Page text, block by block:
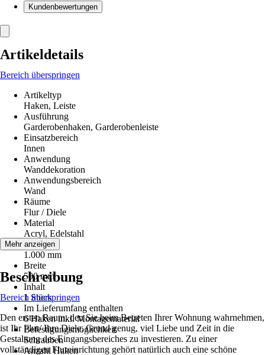
Kundenbewertungen
Artikeldetails
Bereich überspringen
Artikeltyp
Haken, Leiste
Ausführung
Garderobenhaken, Garderobenleiste
Einsatzbereich
Innen
Anwendung
Wanddekoration
Anwendungsbereich
Wand
Räume
Flur / Diele
Material
Acryl, Edelstahl
Höhe
1.000 mm
Breite
500 mm
Inhalt
1 Stück
Im Lieferumfang enthalten
6 Haken inkl. Montagematerial
Befestigungsmöglichkeit
Schrauben
Anzahl Haken
Mehr anzeigen
Beschreibung
Bereich überspringen
Den ersten Raum, den Sie beim Betreten Ihrer Wohnung wahrnehmen,
ist Ihr Flur/ Ihre Diele. Grund genug, viel Liebe und Zeit in die
Gestaltung des Eingangsbereiches zu investieren. Zu einer
vollständigen Flureinrichtung gehört natürlich auch eine schöne